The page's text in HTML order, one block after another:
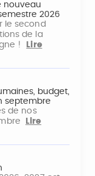
nouveau
2026
le second
de la
!
Lire
budget,
septembre
de nos
Lire